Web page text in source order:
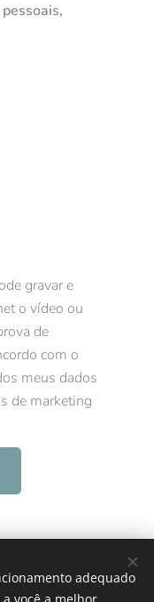
gravar e
o vídeo ou
de
com o
meus dados
de marketing
| Todos os Direitos
adequado